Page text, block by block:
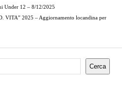
Under 12 – 8/12/2025
VITA” 2025 – Aggiornamento locandina per
Cerca